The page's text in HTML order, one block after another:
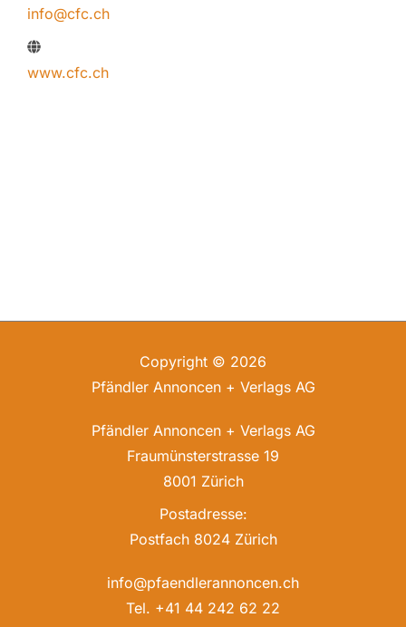
info@cfc.ch
www.cfc.ch
Copyright © 2026
Pfändler Annoncen + Verlags AG
Pfändler Annoncen + Verlags AG
Fraumünsterstrasse 19
8001 Zürich
Postadresse:
Postfach 8024 Zürich
info@pfaendlerannoncen.ch
Tel. +41 44 242 62 22